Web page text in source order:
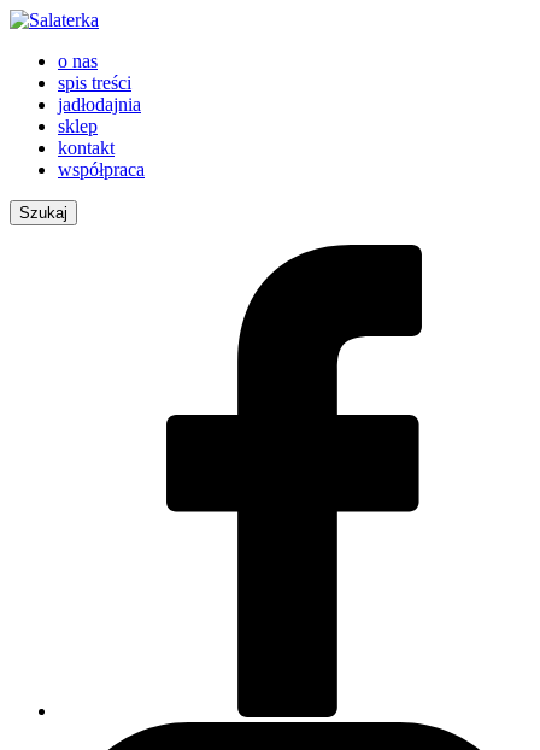
o nas
spis treści
jadłodajnia
sklep
kontakt
współpraca
Szukaj